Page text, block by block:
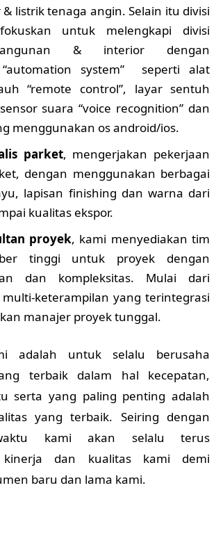
listrik tenaga angin. Selain itu divisi
untuk melengkapi divisi
& interior dengan
system” seperti alat
“remote control”, layar sentuh
suara “voice recognition” dan
menggunakan os android/ios.
parket, mengerjakan pekerjaan
dengan menggunakan berbagai
lapisan finishing dan warna dari
kualitas ekspor.
proyek, kami menyediakan tim
tinggi untuk proyek dengan
dan kompleksitas. Mulai dari
keterampilan yang terintegrasi
manajer proyek tunggal.
adalah untuk selalu berusaha
terbaik dalam hal kecepatan,
serta yang paling penting adalah
yang terbaik. Seiring dengan
kami akan selalu terus
kinerja dan kualitas kami demi
baru dan lama kami.